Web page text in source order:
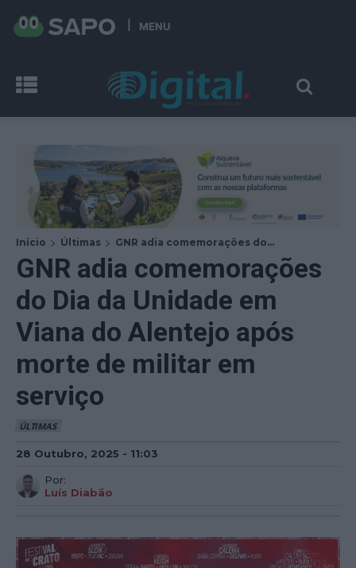
MENU
Início Últimas GNR adia comemorações do...
GNR adia comemorações
do Dia da Unidade em
Viana do Alentejo após
morte de militar em
serviço
ÚLTIMAS
28 Outubro, 2025 - 11:03
Por:
Luís Diabão